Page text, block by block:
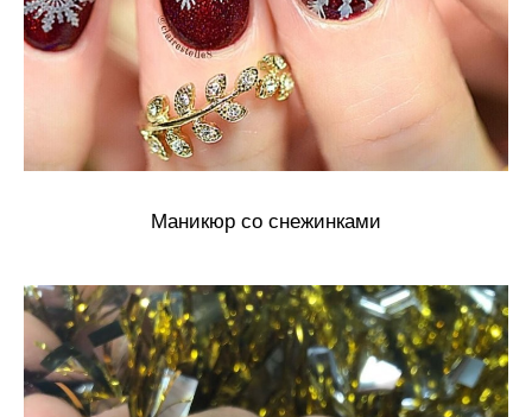
Маникюр со снежинками